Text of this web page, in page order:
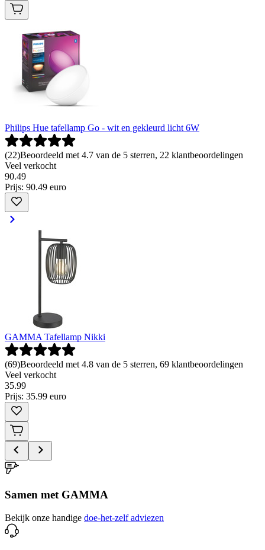
Philips Hue tafellamp Go - wit en gekleurd licht 6W
(22)Beoordeeld met 4.7 van de 5 sterren, 22 klantbeoordelingen
Veel verkocht
90.49
Prijs: 90.49 euro
GAMMA Tafellamp Nikki
(69)Beoordeeld met 4.8 van de 5 sterren, 69 klantbeoordelingen
Veel verkocht
35.99
Prijs: 35.99 euro
Samen met GAMMA
Bekijk onze handige doe-het-zelf adviezen